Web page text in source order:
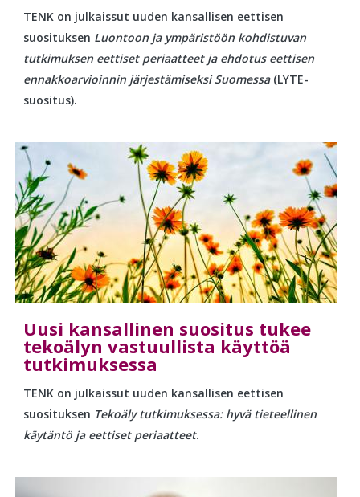
TENK on julkaissut uuden kansallisen eettisen
suosituksen Luontoon ja ympäristöön kohdistuvan
tutkimuksen eettiset periaatteet ja ehdotus eettisen
ennakkoarvioinnin järjestämiseksi Suomessa(LYTE-
suositus).
Uusi kansallinen suositus tukee
tekoälyn vastuullista käyttöä
tutkimuksessa
TENK on julkaissut uuden kansallisen eettisen
suosituksen Tekoäly tutkimuksessa: hyvä tieteellinen
käytäntö ja eettiset periaatteet.